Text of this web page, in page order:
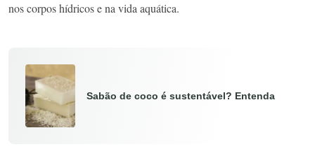
nos corpos hídricos e na vida aquática.
Sabão de coco é sustentável? Entenda